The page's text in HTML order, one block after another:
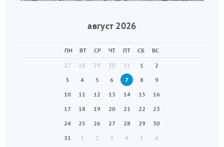
август 2026
ПН ВТ СР ЧТ ПТ СБ
ВС
27
28 29 30 31 1
2
3
4 5 6 7 8
9
10
11 12 13 14 15
16
17
18 19 20 21 22
23
24
25 26 27 28 29
30
31
1 2 3 4 5 6